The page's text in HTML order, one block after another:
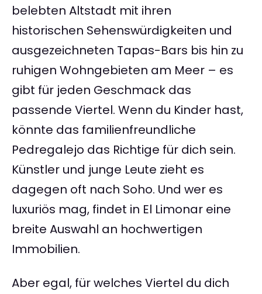
belebten Altstadt mit ihren
historischen Sehenswürdigkeiten und
ausgezeichneten Tapas-Bars bis hin zu
ruhigen Wohngebieten am Meer – es
gibt für jeden Geschmack das
passende Viertel. Wenn du Kinder hast,
könnte das familienfreundliche
Pedregalejo das Richtige für dich sein.
Künstler und junge Leute zieht es
dagegen oft nach Soho. Und wer es
luxuriös mag, findet in El Limonar eine
breite Auswahl an hochwertigen
Immobilien.
Aber egal, für welches Viertel du dich